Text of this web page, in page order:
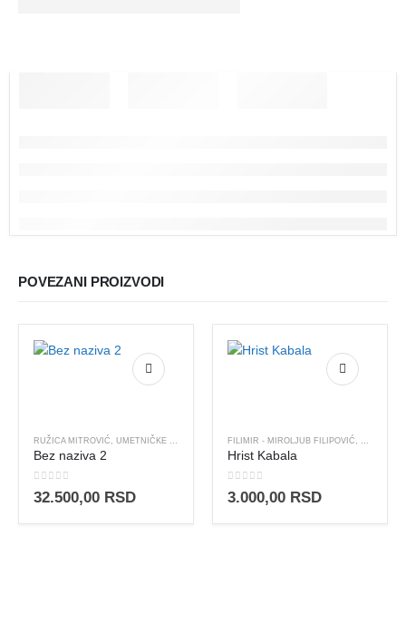
POVEZANI PROIZVODI
RUŽICA MITROVIĆ UMETNIČKE SLIKE
Bez naziva 2
0out of 5
32.500,00 RSD
FILIMIR - MIROLJUB FILIPOVIĆ
Hrist Kabala
0out of 5
3.000,00 RSD